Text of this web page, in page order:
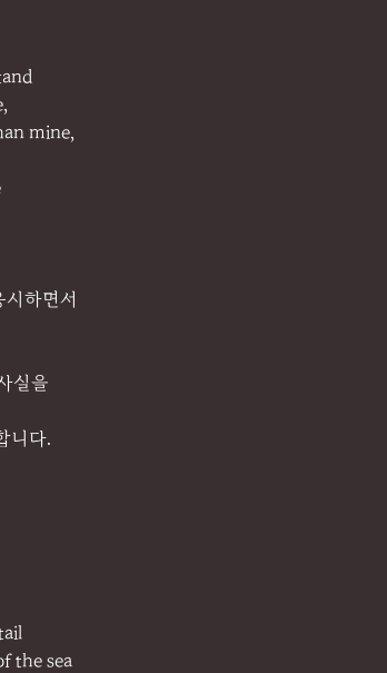
mine,
하면서
실을
니다.
the sea